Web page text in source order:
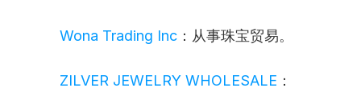
Wona Trading Inc ：从事珠宝贸易。
ZILVER JEWELRY WHOLESALE ：